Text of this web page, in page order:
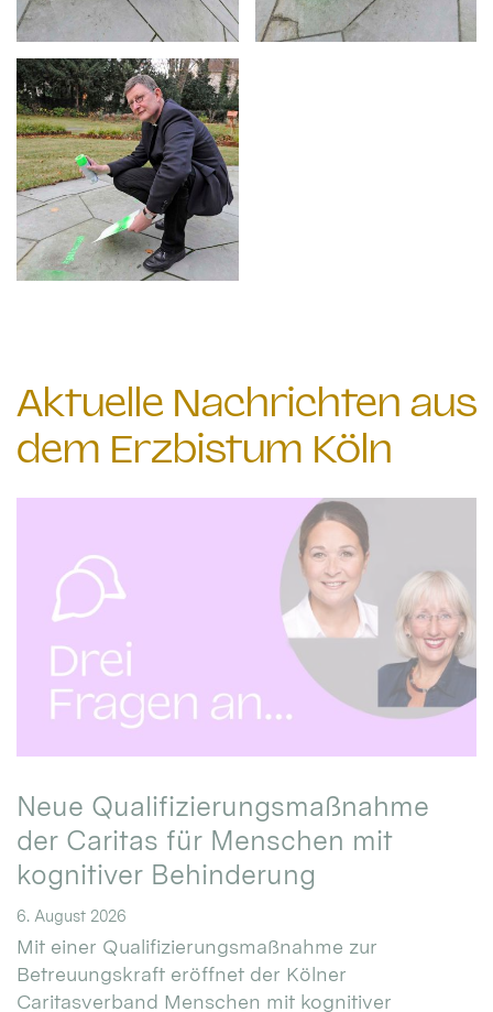
Aktuelle Nachrichten aus
dem Erzbistum Köln
Neue Qualifizierungsmaßnahme
der Caritas für Menschen mit
kognitiver Behinderung
6. August 2026
Mit einer Qualifizierungsmaßnahme zur
Betreuungskraft eröffnet der Kölner
Caritasverband Menschen mit kognitiver